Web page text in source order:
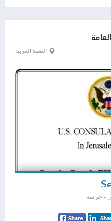
الضفة الغربية
- حراسة